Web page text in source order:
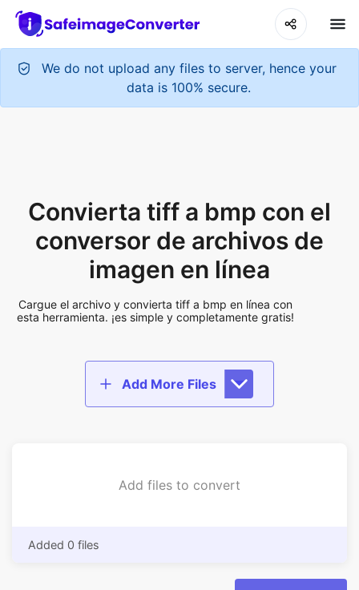
We do not upload any files to server, hence your
data is 100% secure.
imagen en línea
Cargue el archivo y convierta tiff a bmp en línea con
esta herramienta. ¡es simple y completamente gratis!
Add More Files